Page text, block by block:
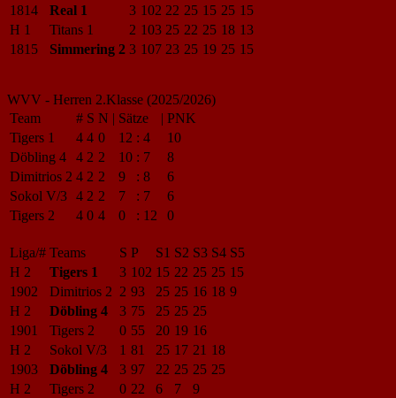
1814
Real 1 3 102 22 25 15 25 15
H 1
Titans 1 2 103 25 22 25 18 13
1815
Simmering 2 3 107 23 25 19 25 15
WVV - Herren 2.Klasse (2025/2026)
Team
# S N | Sätze | PNK
Tigers 1
4 4 0 12 : 4
10
Döbling 4
4 2 2 10 : 7
8
Dimitrios 2 4 2 2 9 : 8
6
Sokol V/3 4 2 2 7 : 7
6
Tigers 2
4 0 4 0 : 12 0
Liga/# Teams S P S1 S2 S3 S4 S5
H 2
Tigers 1 3 102 15 22 25 25 15
1902
Dimitrios 2 2 93 25 25 16 18 9
H 2
Döbling 4 3 75 25 25 25
1901
Tigers 2 0 55 20 19 16
H 2
Sokol V/3 1 81 25 17 21 18
1903
Döbling 4 3 97 22 25 25 25
H 2
Tigers 2 0 22 6 7
9